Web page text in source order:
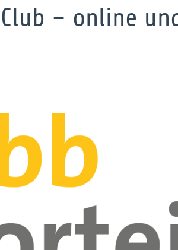
– online